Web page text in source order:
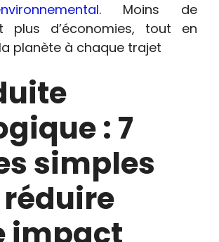
. Moins de
plus d’économies, tout en
planète à chaque trajet
: 7
simples